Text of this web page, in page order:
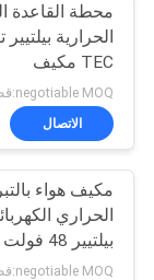
محطة القاعدة
الحرارية بيلتيير
TEC مكيف
negotiable MOQ:قطعة واحدة
الاتصال
مكيف هواء
الحراري
بيلتيير 48 فولت
negotiable MOQ:قطعة واحدة